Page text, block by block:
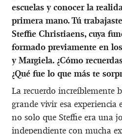
escuelas y conocer la
primera mano. Tú
Steffie Christiaens, cuya
formado previamente en
y Margiela. ¿Cómo
¿Qué fue lo que más te
La recuerdo increíblemente
grande vivir esa experiencia
no solo que Steffie era una
independiente con mucha